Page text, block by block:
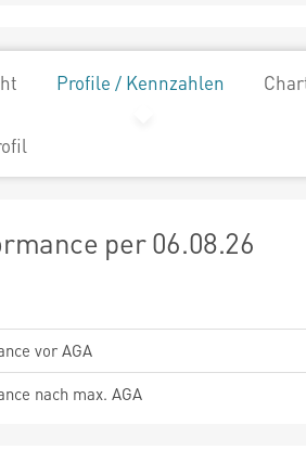
Profile / Kennzahlen
per 06.08.26
vor AGA
nach max. AGA